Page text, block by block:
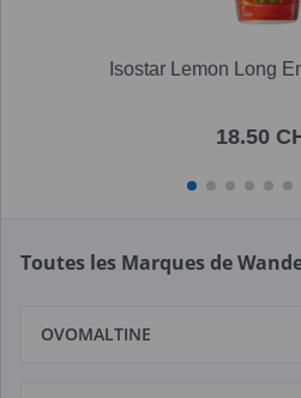
Isostar Lemon Long
18.50
Toutes les Marques de
OVOMALTINE